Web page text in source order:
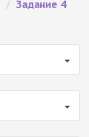
/ Задание 4